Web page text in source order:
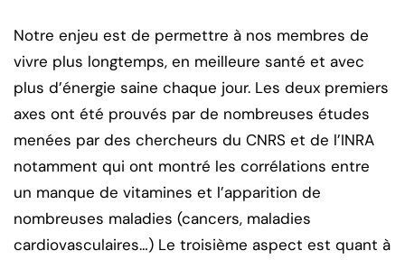
Notre enjeu est de permettre à nos membres de
vivre plus longtemps, en meilleure santé et avec
plus d’énergie saine chaque jour. Les deux premiers
axes ont été prouvés par de nombreuses études
menées par des chercheurs du CNRS et de l’INRA
notamment qui ont montré les corrélations entre
un manque de vitamines et l’apparition de
nombreuses maladies (cancers, maladies
cardiovasculaires…) Le troisième aspect est quant à